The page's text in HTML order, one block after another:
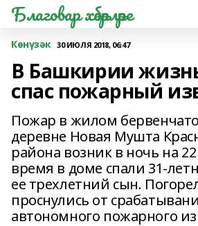
Благовар хәбәрләре
Көнүзәк 30 ИЮЛЯ 2018, 06:47
В Башкирии
спас пожарный
Пожар в жилом
деревне Новая Мушта
района возник в ночь на
время в доме спали 31-
ее трехлетний сын.
проснулись от
автономного пожарного